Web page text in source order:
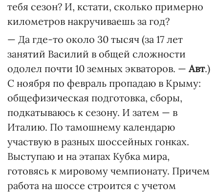
тебя сезон? И, кстати, сколько примерно
километров накручиваешь за год?
— Да где-то около 30 тысяч (за 17 лет
занятий Василий в общей сложности
одолел почти 10 земных экваторов. —Авт.)
С ноября по февраль пропадаю в Крыму:
общефизическая подготовка, сборы,
подкатываюсь к сезону. И затем — в
Италию. По тамошнему календарю
участвую в разных шоссейных гонках.
Выступаю и на этапах Кубка мира,
готовясь к мировому чемпионату. Причем
работа на шоссе строится с учетом